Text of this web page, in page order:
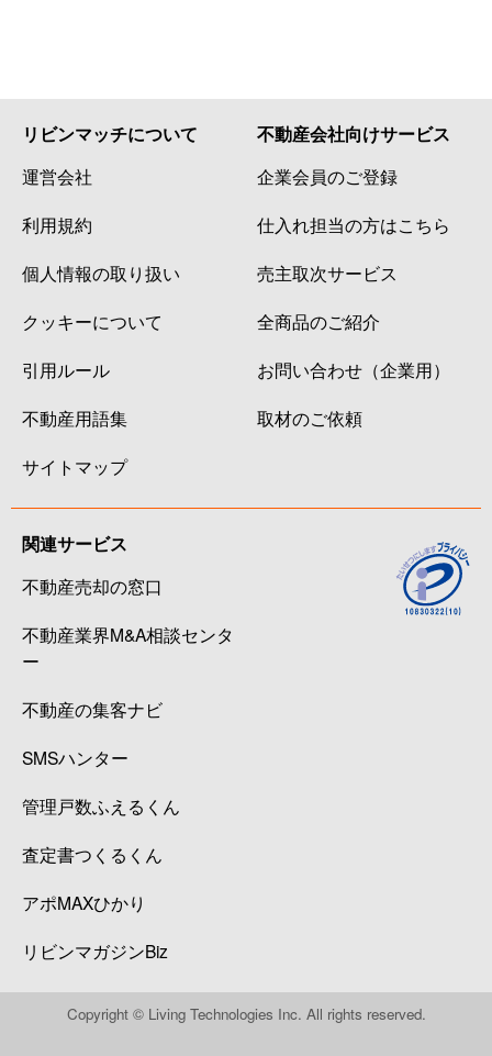
リビンマッチについて
運営会社
利用規約
個人情報の取り扱い
クッキーについて
引用ルール
不動産用語集
サイトマップ
不動産会社向けサービス
企業会員のご登録
仕入れ担当の方はこちら
売主取次サービス
全商品のご紹介
お問い合わせ（企業用）
取材のご依頼
関連サービス
不動産売却の窓口
不動産業界M&A相談センタ
ー
不動産の集客ナビ
SMSハンター
管理戸数ふえるくん
査定書つくるくん
アポMAXひかり
リビンマガジンBiz
Copyright © Living Technologies Inc. All rights reserved.